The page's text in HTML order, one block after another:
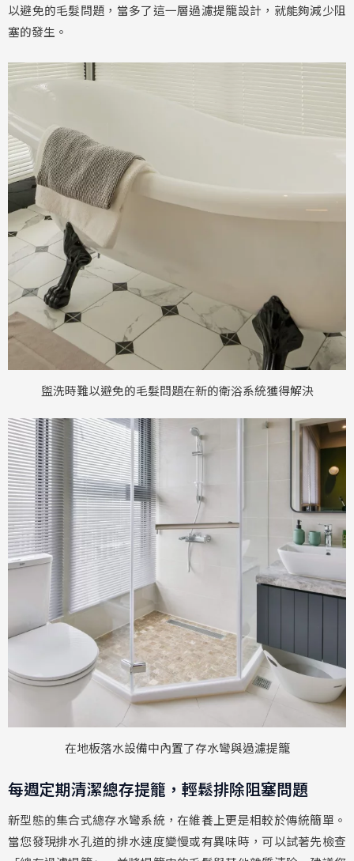
以避免的毛髮問題，當多了這一層過濾提籠設計，就能夠減少阻
塞的發生。
盥洗時難以避免的毛髮問題在新的衛浴系統獲得解決
在地板落水設備中內置了存水彎與過濾提籠
每週定期清潔總存提籠，輕鬆排除阻塞問題
新型態的集合式總存水彎系統，在維養上更是相較於傳統簡單。
當您發現排水孔道的排水速度變慢或有異味時，可以試著先檢查